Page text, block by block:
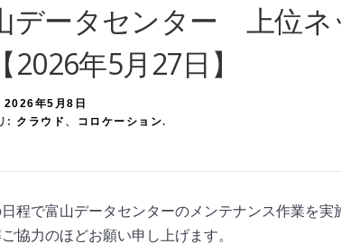
データセンター 上位ネ
2026年5月27日】
2026年5月8日
: クラウド 、 コロケーション.
日程で富山データセンターのメンテナンス作業を実
協力のほどお願い申し上げます。